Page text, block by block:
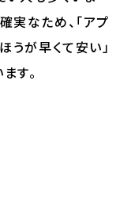
実なため、「アプ
うが早くて安い」
す。